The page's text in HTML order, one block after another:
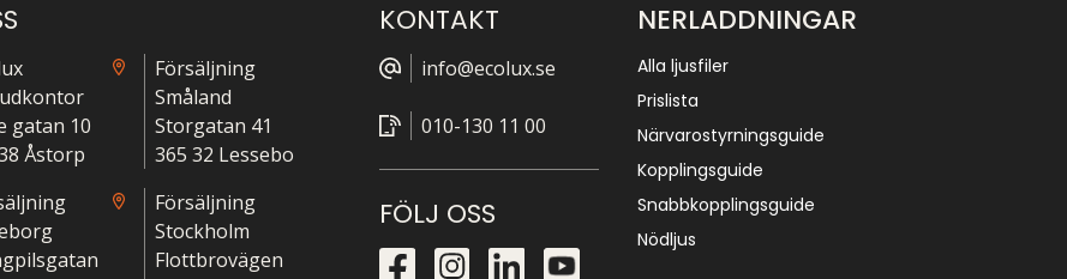
gatan 10
Åstorp
Försäljning
Småland
Storgatan 41
365 32 Lessebo
Försäljning
Stockholm
Flottbrovägen
KONTAKT
info@ecolux.se
010-130 11 00
FÖLJ OSS
NERLADDNINGAR
Alla ljusfiler
Prislista
Närvarostyrningsguide
Kopplingsguide
Snabbkopplingsguide
Nödljus